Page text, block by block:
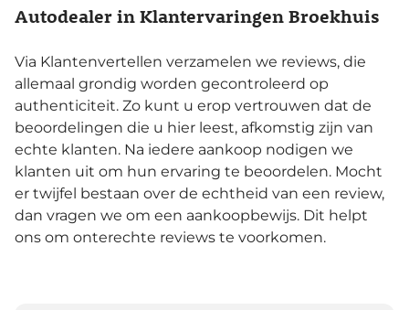
Autodealer in Klantervaringen Broekhuis
Via Klantenvertellen verzamelen we reviews, die
allemaal grondig worden gecontroleerd op
authenticiteit. Zo kunt u erop vertrouwen dat de
beoordelingen die u hier leest, afkomstig zijn van
echte klanten. Na iedere aankoop nodigen we
klanten uit om hun ervaring te beoordelen. Mocht
er twijfel bestaan over de echtheid van een review,
dan vragen we om een aankoopbewijs. Dit helpt
ons om onterechte reviews te voorkomen.